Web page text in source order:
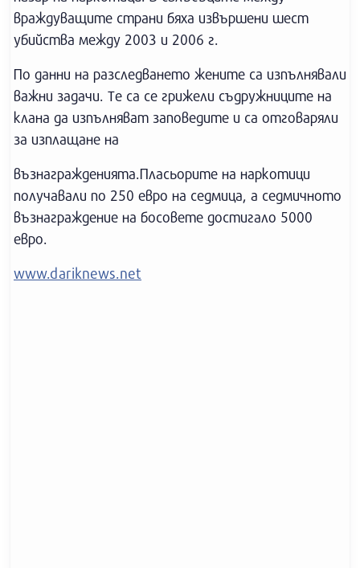
враждуващите страни бяха извършени шест
убийства между 2003 и 2006 г.
По данни на разследването жените са изпълнявали
важни задачи. Те са се грижели съдружниците на
клана да изпълняват заповедите и са отговаряли
за изплащане на
възнагражденията.Пласьорите на наркотици
получавали по 250 евро на седмица, а седмичното
възнаграждение на босовете достигало 5000
евро.
www.dariknews.net